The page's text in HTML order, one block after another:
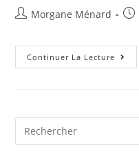
Morgane Ménard
Continuer La Lecture